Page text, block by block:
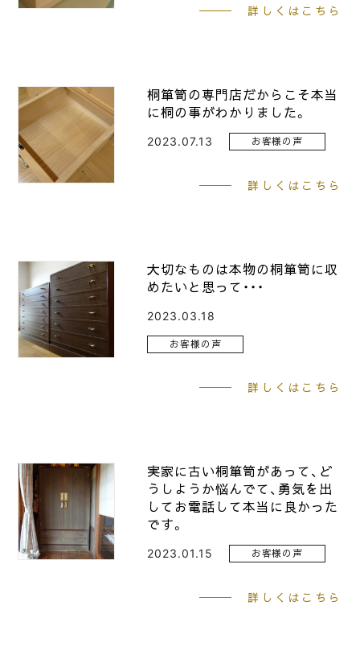
詳しくはこちら
桐箪笥の専門店だからこそ本当
に桐の事がわかりました。
2023.07.13 お客様の声
詳しくはこちら
大切なものは本物の桐箪笥に収
めたいと思って・・・
2023.03.18
お客様の声
詳しくはこちら
実家に古い桐箪笥があって、ど
うしようか悩んでて、勇気を出
してお電話して本当に良かった
です。
2023.01.15 お客様の声
詳しくはこちら